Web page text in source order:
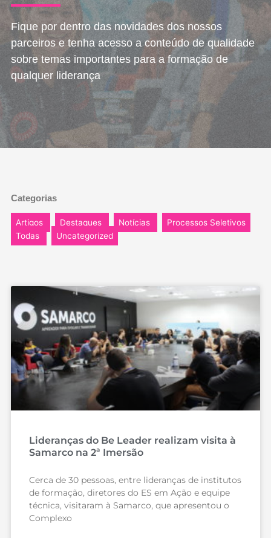
Fique por dentro das novidades dos nossos
parceiros e tenha acesso a conteúdo de qualidade
sobre temas importantes para a formação de
qualquer liderança
Categorias
Artigos Destaques Notícias
Processos Seletivos
Todas
Uncategorized
Lideranças do Be Leader realizam visita à
Samarco na 2ª Imersão
Cerca de 30 pessoas, entre lideranças de institutos
de formação, diretores do ES em Ação e equipe
técnica, visitaram à Samarco, que apresentou o
Complexo